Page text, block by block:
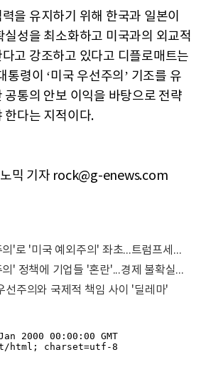
을 유지하기 위해 한국과 일본이
실성을 최소화하고 미국과의 외교적
고 강조하고 있다고 디플로매트는
통령이 ‘미국 우선주의’ 기조를 유
공통의 안보 이익을 바탕으로 전략
한다는 지적이다.
믹 기자 rock@g-enews.com
트럼프 '미국 우선주의'로 '미국 예외주의' 좌초...트럼프세션 위기 증폭
트럼프 '미국 우선주의' 정책에 기업들 '혼란'...경제 불확실성 고조
선주의와 국제적 책임 사이 '딜레마'